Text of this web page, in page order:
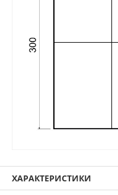
ХАРАКТЕРИСТИКИ